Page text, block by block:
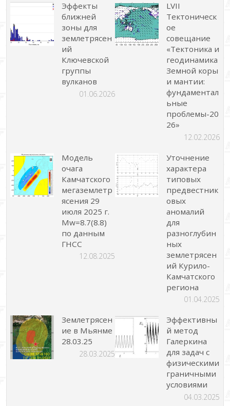
Эффекты
ближней
зоны для
землетрясен
ий
Ключевской
группы
вулканов
01.06.2026
LVII
Тектоническ
ое
совещание
«Тектоника и
геодинамика
Земной коры
и мантии:
фундаментал
ьные
проблемы-20
26»
12.02.2026
Модель
очага
Камчатского
мегаземлетр
ясения 29
июля 2025 г.
Mw=8.7(8.8)
по данным
ГНСС
12.08.2025
Уточнение
характера
типовых
предвестник
овых
аномалий
для
разноглубин
ных
землетрясен
ий Курило-
Камчатского
региона
01.04.2025
Землетрясен
ие в Мьянме
28.03.25
28.03.2025
Эффективны
й метод
Галеркина
для задач с
физическими
граничными
условиями
04.03.2025